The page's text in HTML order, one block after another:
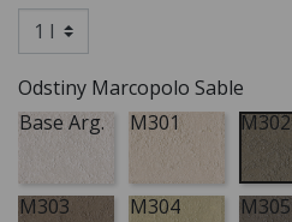
Odstiny Marcopolo Sable
Base Arg.
M301 M302
M303 M304 M305